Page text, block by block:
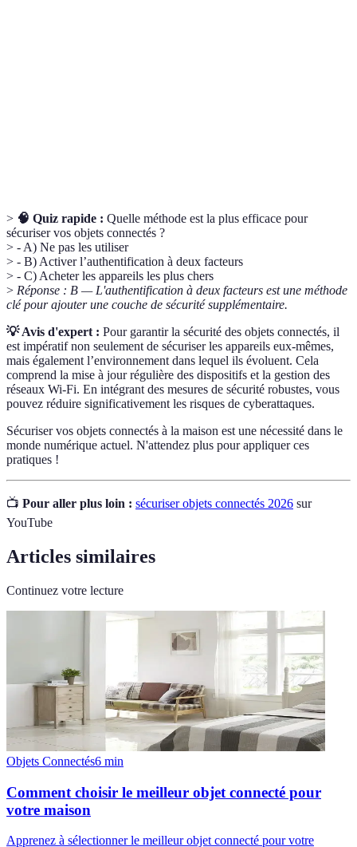
> 🧠 Quiz rapide : Quelle méthode est la plus efficace pour
sécuriser vos objets connectés ?
> - A) Ne pas les utiliser
> - B) Activer l’authentification à deux facteurs
> - C) Acheter les appareils les plus chers
> Réponse : B — L'authentification à deux facteurs est une méthode
clé pour ajouter une couche de sécurité supplémentaire.
💡 Avis d'expert : Pour garantir la sécurité des objets connectés, il
est impératif non seulement de sécuriser les appareils eux-mêmes,
mais également l’environnement dans lequel ils évoluent. Cela
comprend la mise à jour régulière des dispositifs et la gestion des
réseaux Wi-Fi. En intégrant des mesures de sécurité robustes, vous
pouvez réduire significativement les risques de cyberattaques.
Sécuriser vos objets connectés à la maison est une nécessité dans le
monde numérique actuel. N'attendez plus pour appliquer ces
pratiques !
📺 Pour aller plus loin : sécuriser objets connectés 2026 sur
YouTube
Articles similaires
Continuez votre lecture
Objets Connectés6 min
Comment choisir le meilleur objet connecté pour
votre maison
Apprenez à sélectionner le meilleur objet connecté pour votre